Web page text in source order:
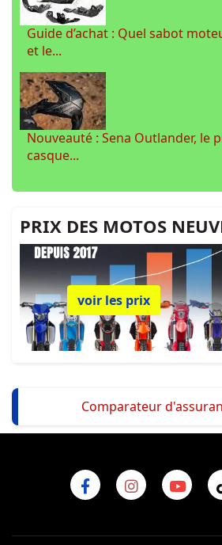
Guide d’achat : Quel sabot
et le...
Nouveauté : Sena Outlander, le
casque...
PRIX DES MOTOS
voir les prix
Comparateur